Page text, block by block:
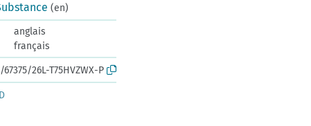
(en)
anglais
français
26L-T75HVZWX-P